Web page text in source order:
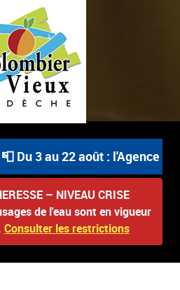
📮 Du 3 au 22 août : l'Agence
– NIVEAU CRISE
de l'eau sont en vigueur
Consulter les restrictions